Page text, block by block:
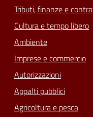
Tributi, finanze e
Cultura e tempo libero
Ambiente
Imprese e commercio
Autorizzazioni
Appalti pubblici
Agricoltura e pesca